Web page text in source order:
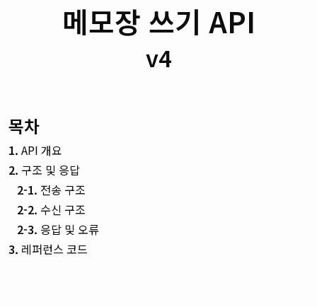
메모장 쓰기 API
v4
목차
1. API 개요
2. 구조 및 응답
2-1. 전송 구조
2-2. 수신 구조
2-3. 응답 및 오류
3. 레퍼런스 코드